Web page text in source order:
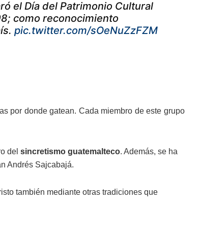
el Día del Patrimonio Cultural
como reconocimiento
pic.twitter.com/sOeNuZzFZM
por donde gatean. Cada miembro de este grupo
del sincretismo guatemalteco. Además, se ha
Andrés Sajcabajá.
también mediante otras tradiciones que